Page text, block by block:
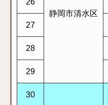
静岡市清水区
26
27
28
29
30